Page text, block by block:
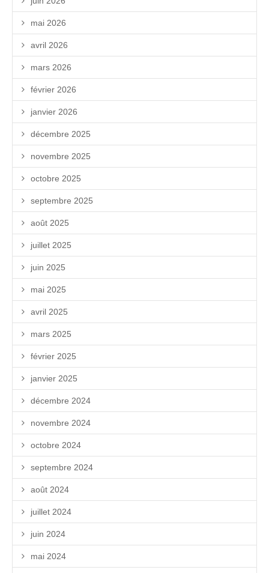
mai 2026
avril 2026
mars 2026
février 2026
janvier 2026
décembre 2025
novembre 2025
octobre 2025
septembre 2025
août 2025
juillet 2025
juin 2025
mai 2025
avril 2025
mars 2025
février 2025
janvier 2025
décembre 2024
novembre 2024
octobre 2024
septembre 2024
août 2024
juillet 2024
juin 2024
mai 2024